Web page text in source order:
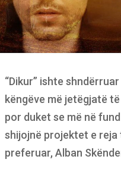
“Dikur” ishte
këngëve më jetëgjatë
por duket se më në
shijojnë projektet e
preferuar, Alban